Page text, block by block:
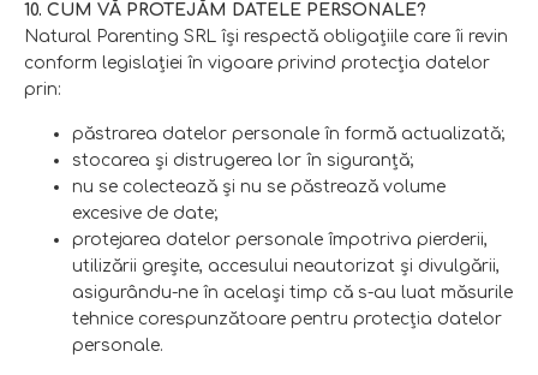
10. CUM VĂ PROTEJĂM DATELE PERSONALE?
Natural Parenting SRL îşi respectă obligaţiile care îi revin
conform legislaţiei în vigoare privind protecţia datelor
prin:
păstrarea datelor personale în formă actualizată;
stocarea şi distrugerea lor în siguranţă;
nu se colectează şi nu se păstrează volume
excesive de date;
protejarea datelor personale împotriva pierderii,
utilizării greşite, accesului neautorizat şi divulgării,
asigurându-ne în acelaşi timp că s-au luat măsurile
tehnice corespunzătoare pentru protecţia datelor
personale.